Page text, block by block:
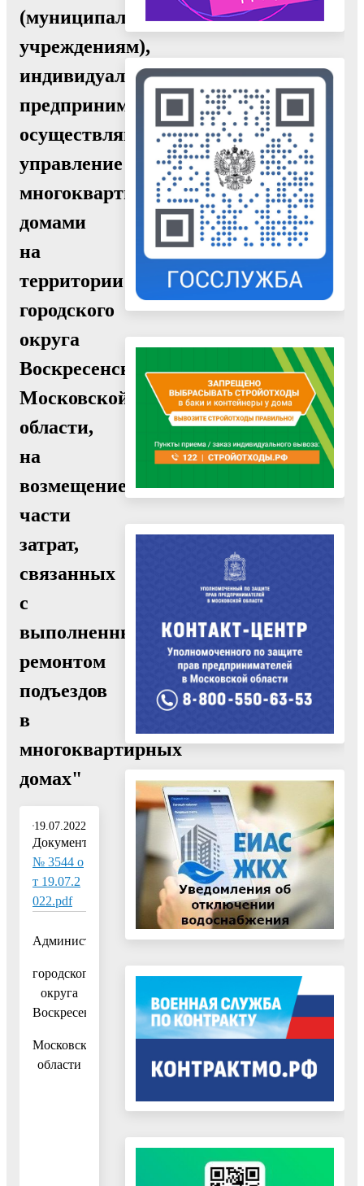
(муниципальным)
учреждениям),
индивидуальным
предпринимателям,
осуществляющим
управление
многоквартирными
домами
на
территории
городского
округа
Воскресенск
Московской
области,
на
возмещение
части
затрат,
связанных
с
выполненным
ремонтом
подъездов
в
многоквартирных
домах"
19.07.2022
Документ:
№ 3544 о
т 19.07.2
022.pdf
Администрация
городского
округа
Воскресенск
Московской
области